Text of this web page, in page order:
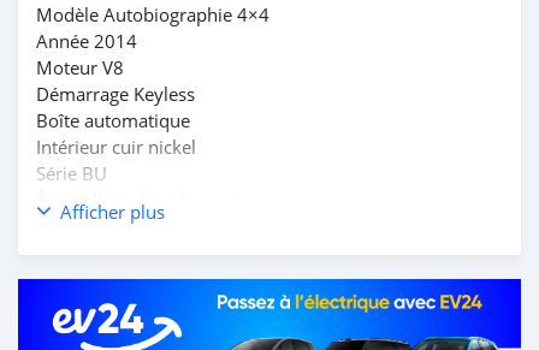
Modèle Autobiographie 4×4
Année 2014
Moteur V8
Démarrage Keyless
Boîte automatique
Intérieur cuir nickel
Série BU
Écran d’origine + Navigation
05 caméras intégrés
Climatisation d’origine.
Full options
Papiers à jours
Afficher plus